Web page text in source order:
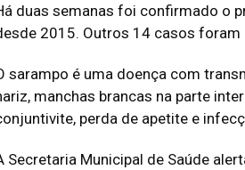
duas semanas foi confirmado o
2015. Outros 14 casos
sarampo é uma doença com
manchas brancas na parte
perda de apetite e
Secretaria Municipal de Saúde